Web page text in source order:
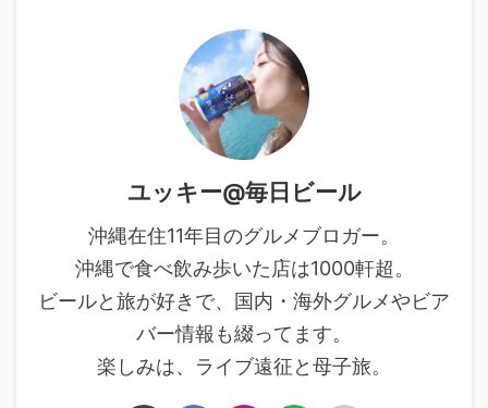
ユッキー@毎日ビール
沖縄在住11年目のグルメブロガー。
沖縄で食べ飲み歩いた店は1000軒超。
ビールと旅が好きで、国内・海外グルメやビア
バー情報も綴ってます。
楽しみは、ライブ遠征と母子旅。